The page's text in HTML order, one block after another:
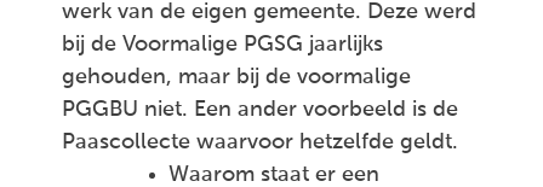
werk van de eigen gemeente. Deze werd
bij de Voormalige PGSG jaarlijks
gehouden, maar bij de voormalige
PGGBU niet. Een ander voorbeeld is de
Paascollecte waarvoor hetzelfde geldt.
Waarom staat er een